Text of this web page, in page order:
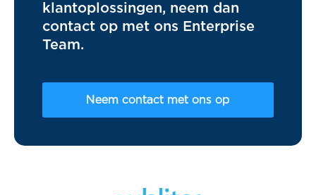
klantoplossingen, neem dan
contact op met ons Enterprise
Team.
Neem contact met ons op